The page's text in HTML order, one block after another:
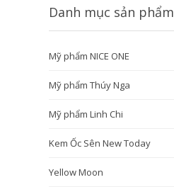
Danh mục sản phẩm
Mỹ phẩm NICE ONE
Mỹ phẩm Thúy Nga
Mỹ phẩm Linh Chi
Kem Ốc Sên New Today
Yellow Moon